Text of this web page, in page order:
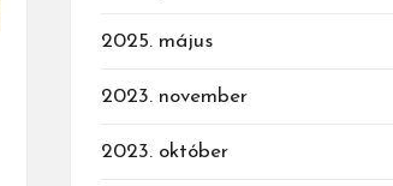
2025. május
2023. november
2023. október